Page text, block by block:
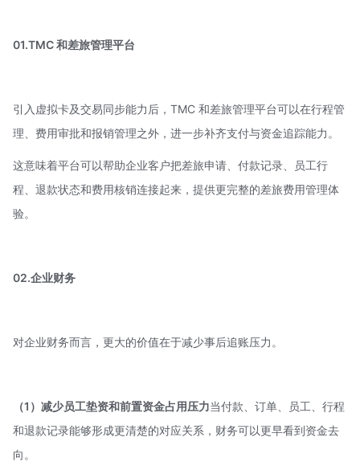
01.TMC 和差旅管理平台
引入虚拟卡及交易同步能力后，TMC 和差旅管理平台可以在行程管
理、费用审批和报销管理之外，进一步补齐支付与资金追踪能力。
这意味着平台可以帮助企业客户把差旅申请、付款记录、员工行
程、退款状态和费用核销连接起来，提供更完整的差旅费用管理体
验。
02.企业财务
对企业财务而言，更大的价值在于减少事后追账压力。
（1）减少员工垫资和前置资金占用压力当付款、订单、员工、行程
和退款记录能够形成更清楚的对应关系，财务可以更早看到资金去
向。